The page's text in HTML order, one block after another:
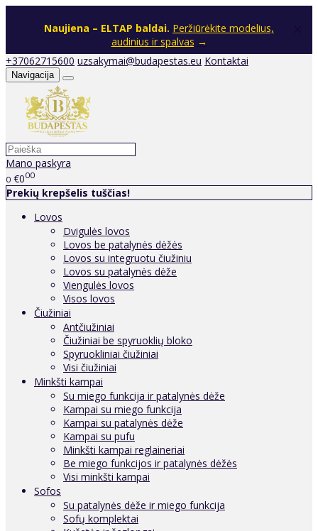
Naujiena – ELTAP baldai. Peržiūrėkite modelius,
audinius ir spalvas →
+37062715600 uzsakymai@budapestas.eu Kontaktai
Navigacija
Mano paskyra
0 €000
Prekių krepšelis tuščias!
Lovos
Dvigulės lovos
Lovos be patalynės dėžės
Lovos su integruotu čiužiniu
Lovos su patalynės dėže
Viengulės lovos
Visos lovos
Čiužiniai
Antčiužiniai
Čiužiniai be spyruoklių bloko
Spyruokliniai čiužiniai
Visi čiužiniai
Minkšti kampai
Su miego funkcija ir patalynės dėže
Kampai su miego funkcija
Kampai su patalynės dėže
Kampai su pufu
Minkšti kampai reglaineriai
Be miego funkcijos ir patalynės dėžės
Visi minkšti kampai
Sofos
Su patalynės dėže ir miego funkcija
Sofų komplektai